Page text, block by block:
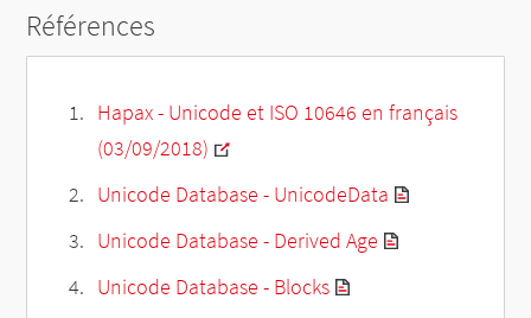
Références
Hapax - Unicode et ISO 10646 en français
(03/09/2018)
Unicode Database - UnicodeData
Unicode Database - Derived Age
Unicode Database - Blocks